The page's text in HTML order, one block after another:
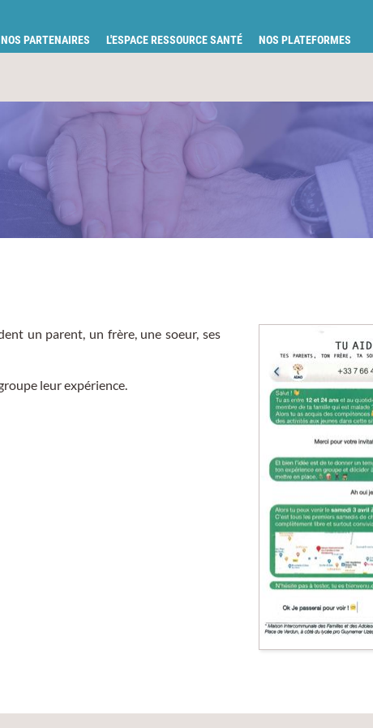
NOS PARTENAIRES L'ESPACE RESSOURCE SANTÉ NOS PLATEFORMES
un parent, un frère, une soeur, ses
leur expérience.